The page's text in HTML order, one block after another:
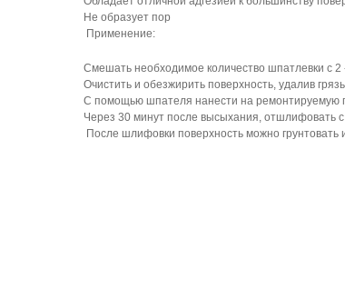
Не образует пор
Применение:
Смешать необходимое количество шпатлевки с
Очистить и обезжирить поверхность, удалив
С помощью шпателя нанести на ремонтируемую
Через 30 минут после высыхания, отшлифовать
После шлифовки поверхность можно грунтовать